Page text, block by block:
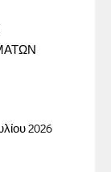
2026